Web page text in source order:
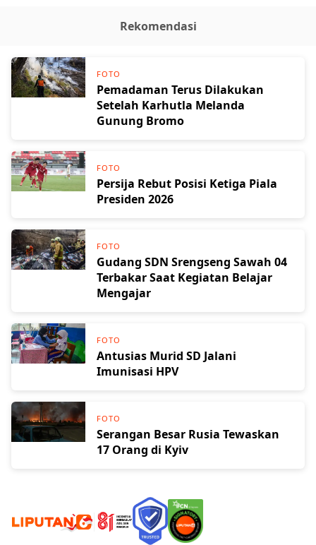
Rekomendasi
FOTO
Pemadaman Terus Dilakukan
Setelah Karhutla Melanda
Gunung Bromo
FOTO
Persija Rebut Posisi Ketiga Piala
Presiden 2026
FOTO
Gudang SDN Srengseng Sawah 04
Terbakar Saat Kegiatan Belajar
Mengajar
FOTO
Antusias Murid SD Jalani
Imunisasi HPV
FOTO
Serangan Besar Rusia Tewaskan
17 Orang di Kyiv